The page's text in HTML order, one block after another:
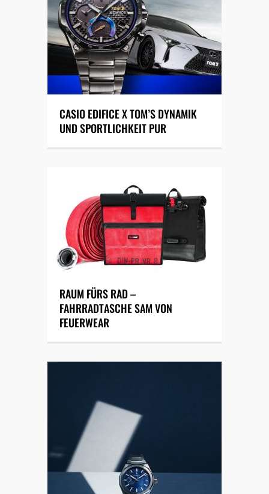
CASIO EDIFICE X TOM’S DYNAMIK
UND SPORTLICHKEIT PUR
RAUM FÜRS RAD –
FAHRRADTASCHE SAM VON
FEUERWEAR